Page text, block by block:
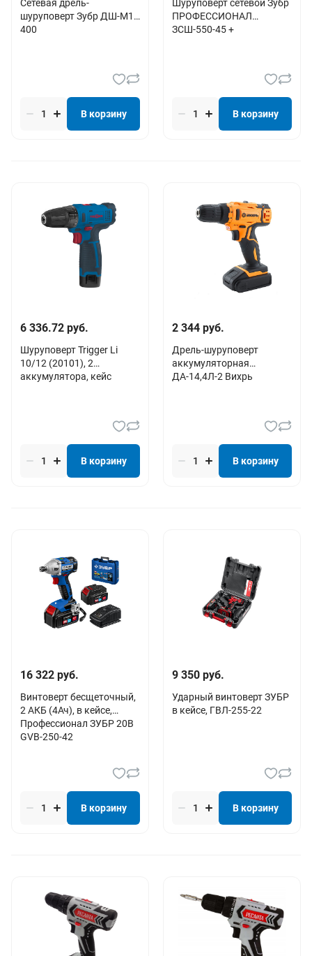
Сетевая дрель-
шуруповерт Зубр ДШ-М1-
400
В корзину
Шуруповерт сетевой Зубр
ПРОФЕССИОНАЛ
ЗСШ-550-45 +
В корзину
6 336.72 руб.
Шуруповерт Trigger Li
10/12 (20101), 2
аккумулятора, кейс
В корзину
2 344 руб.
Дрель-шуруповерт
аккумуляторная
ДА-14,4Л-2 Вихрь
В корзину
16 322 руб.
Винтоверт бесщеточный,
2 АКБ (4Ач), в кейсе,
Профессионал ЗУБР 20В
GVB-250-42
В корзину
9 350 руб.
Ударный винтоверт ЗУБР
в кейсе, ГВЛ-255-22
В корзину